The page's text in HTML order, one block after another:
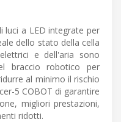
luci a LED integrate per
dello stato della cella
e dell'aria sono
braccio robotico per
al minimo il rischio
5 COBOT di garantire
migliori prestazioni,
ridotti.